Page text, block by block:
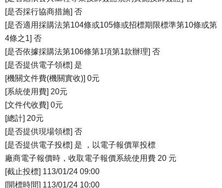
[是否採行協商措施] 否
[是否適用採購法第104條或105條或招標期限標準第10條或第
4條之1] 否
[是否依據採購法第106條第1項第1款辦理] 否
[是否提供電子領標] 是
[機關文件費(機關實收)] 0元
[系統使用費] 20元
[文件代收費] 0元
[總計] 20元
[是否提供現場領標] 否
[是否提供電子投標] 是 ，以電子報價單投標
廠商電子報價時，收取電子報價系統使用費 20 元
[截止投標] 113/01/24 09:00
[開標時間] 113/01/24 10:00